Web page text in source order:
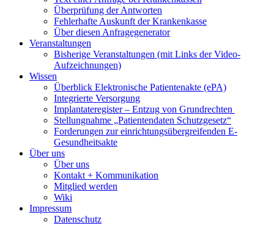
Überprüfung der Antworten
Fehlerhafte Auskunft der Krankenkasse
Über diesen Anfragegenerator
Veranstaltungen
Bisherige Veranstaltungen (mit Links der Video-
Aufzeichnungen)
Wissen
Überblick Elektronische Patientenakte (ePA)
Integrierte Versorgung
Implantateregister – Entzug von Grundrechten
Stellungnahme „Patientendaten Schutzgesetz“
Forderungen zur einrichtungsübergreifenden E-
Gesundheitsakte
Über uns
Über uns
Kontakt + Kommunikation
Mitglied werden
Wiki
Impressum
Datenschutz